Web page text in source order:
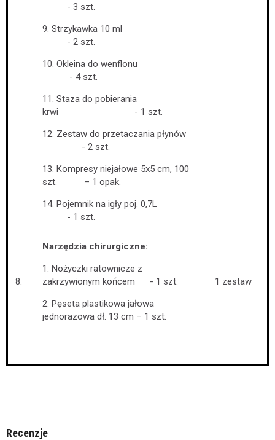
- 3 szt.
9. Strzykawka 10 ml
- 2 szt.
10. Okleina do wenflonu
- 4 szt.
11. Staza do pobierania
krwi - 1 szt.
12. Zestaw do przetaczania płynów
- 2 szt.
13. Kompresy niejałowe 5x5 cm, 100
szt. – 1 opak.
14. Pojemnik na igły poj. 0,7L
- 1 szt.
8.
Narzędzia chirurgiczne:
1. Nożyczki ratownicze z
zakrzywionym końcem - 1 szt.
2. Pęseta plastikowa jałowa
jednorazowa dł. 13 cm – 1 szt.
1 zestaw
Recenzje